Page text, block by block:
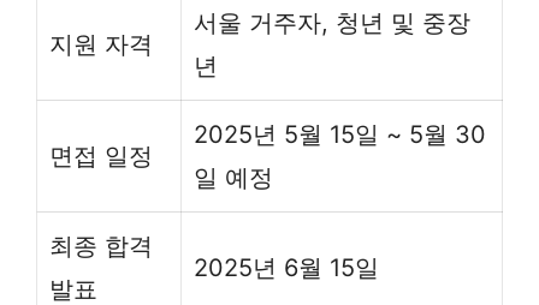
지원 자격
서울 거주자, 청년 및 중장
년
면접 일정
2025년 5월 15일 ~ 5월 30
일 예정
최종 합격
발표
2025년 6월 15일